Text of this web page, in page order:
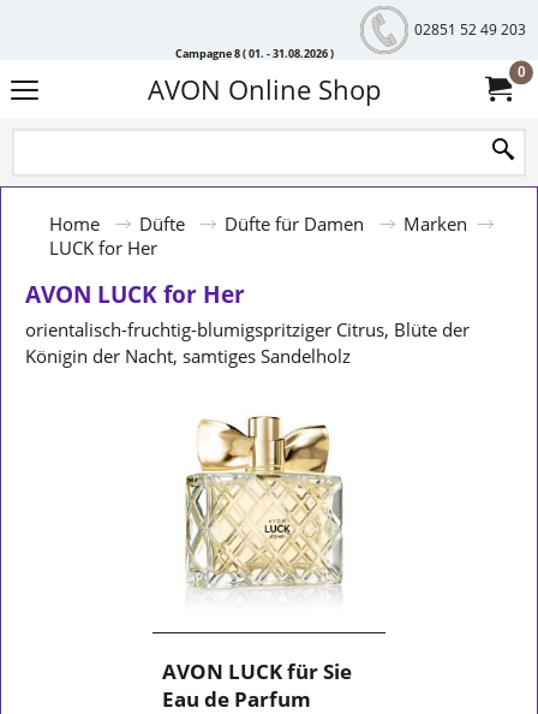
Campagne 8 ( 01. - 31.08.2026 )
02851 52 49 203
AVON Online Shop 0
Home Düfte Düfte für Damen
Marken
LUCK for Her
AVON LUCK for Her
orientalisch-fruchtig-blumigspritziger Citrus, Blüte der
Königin der Nacht, samtiges Sandelholz
AVON LUCK für Sie
Eau de Parfum